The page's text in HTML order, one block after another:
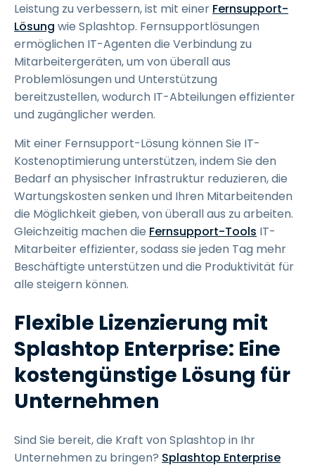
Leistung zu verbessern, ist mit einer Fernsupport-
Lösung wie Splashtop. Fernsupportlösungen
ermöglichen IT-Agenten die Verbindung zu
Mitarbeitergeräten, um von überall aus
Problemlösungen und Unterstützung
bereitzustellen, wodurch IT-Abteilungen effizienter
und zugänglicher werden.
Mit einer Fernsupport-Lösung können Sie IT-
Kostenoptimierung unterstützen, indem Sie den
Bedarf an physischer Infrastruktur reduzieren, die
Wartungskosten senken und Ihren Mitarbeitenden
die Möglichkeit gieben, von überall aus zu arbeiten.
Gleichzeitig machen die Fernsupport-Tools IT-
Mitarbeiter effizienter, sodass sie jeden Tag mehr
Beschäftigte unterstützen und die Produktivität für
alle steigern können.
Flexible Lizenzierung mit
Splashtop Enterprise: Eine
kostengünstige Lösung für
Unternehmen
Sind Sie bereit, die Kraft von Splashtop in Ihr
Unternehmen zu bringen? Splashtop Enterprise